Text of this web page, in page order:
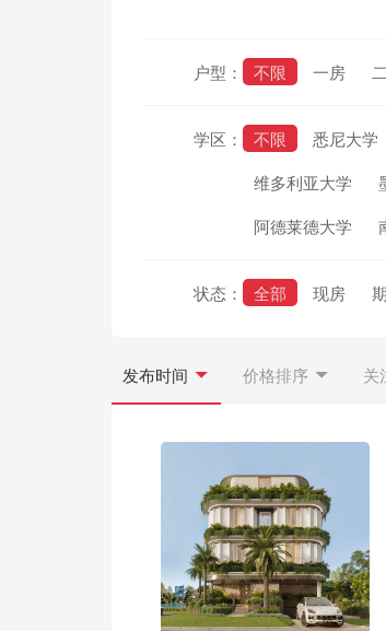
户型： 不限 一房
学区： 不限 悉尼大学
维多利亚大学
阿德莱德大学
状态： 全部 现房
发布时间 价格排序 关